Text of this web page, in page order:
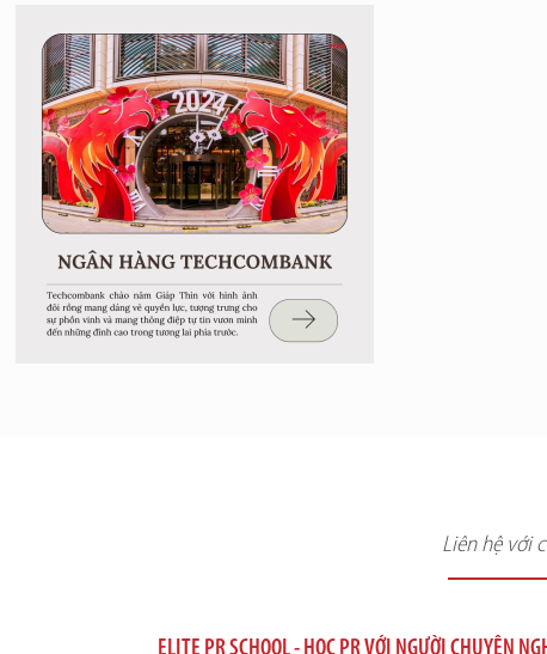
Liên hệ với
ELITE PR SCHOOL - HỌC PR VỚI NGƯỜI CHUYÊN